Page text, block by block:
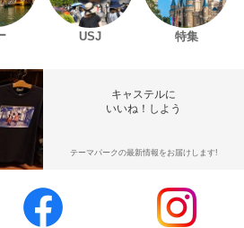
USJ 特集
キャステルに
いいね！しよう
テーマパークの最新情報をお届けします!